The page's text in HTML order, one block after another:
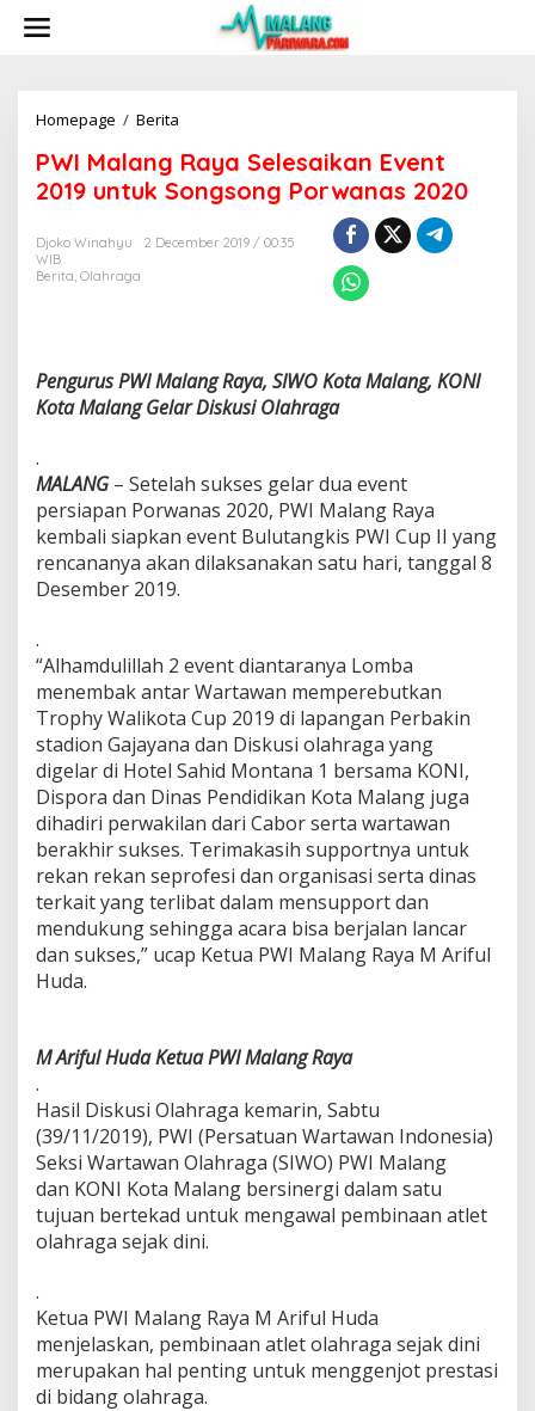
Homepage / Berita
I
M
a
a
a
S
e
s
a
k
a
e
n
t
2
0
1
u
n
t
u
k
S
o
n
g
o
r
w
a
n
a
s
0
PWI Malang Raya Selesaikan Event
2019 untuk Songsong Porwanas 2020
Djoko Winahyu
2 December 2019 / 00:35
WIB
Berita, Olahraga
Pengurus PWI Malang Raya, SIWO Kota Malang, KONI
Kota Malang Gelar Diskusi Olahraga
.
MALANG– Setelah sukses gelar dua event
persiapan Porwanas 2020, PWI Malang Raya
kembali siapkan event Bulutangkis PWI Cup II yang
rencananya akan dilaksanakan satu hari, tanggal 8
Desember 2019.
.
“Alhamdulillah 2 event diantaranya Lomba
menembak antar Wartawan memperebutkan
Trophy Walikota Cup 2019 di lapangan Perbakin
stadion Gajayana dan Diskusi olahraga yang
digelar di Hotel Sahid Montana 1 bersama KONI,
Dispora dan Dinas Pendidikan Kota Malang juga
dihadiri perwakilan dari Cabor serta wartawan
berakhir sukses. Terimakasih supportnya untuk
rekan rekan seprofesi dan organisasi serta dinas
terkait yang terlibat dalam mensupport dan
mendukung sehingga acara bisa berjalan lancar
dan sukses,” ucap Ketua PWI Malang Raya M Ariful
Huda.
M Ariful Huda Ketua PWI Malang Raya
.
Hasil Diskusi Olahraga kemarin, Sabtu
(39/11/2019), PWI (Persatuan Wartawan Indonesia)
Seksi Wartawan Olahraga (SIWO) PWI Malang
dan KONI Kota Malang bersinergi dalam satu
tujuan bertekad untuk mengawal pembinaan atlet
olahraga sejak dini.
.
Ketua PWI Malang Raya M Ariful Huda
menjelaskan, pembinaan atlet olahraga sejak dini
merupakan hal penting untuk menggenjot prestasi
di bidang olahraga.